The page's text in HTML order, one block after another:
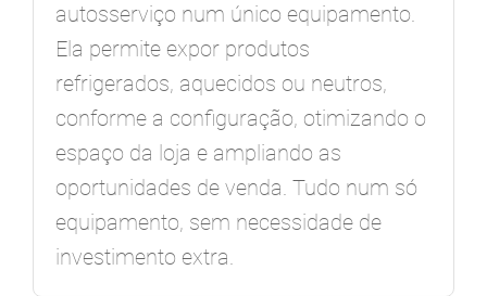
autosserviço num único equipamento.
Ela permite expor produtos
refrigerados, aquecidos ou neutros,
conforme a configuração, otimizando o
espaço da loja e ampliando as
oportunidades de venda. Tudo num só
equipamento, sem necessidade de
investimento extra.